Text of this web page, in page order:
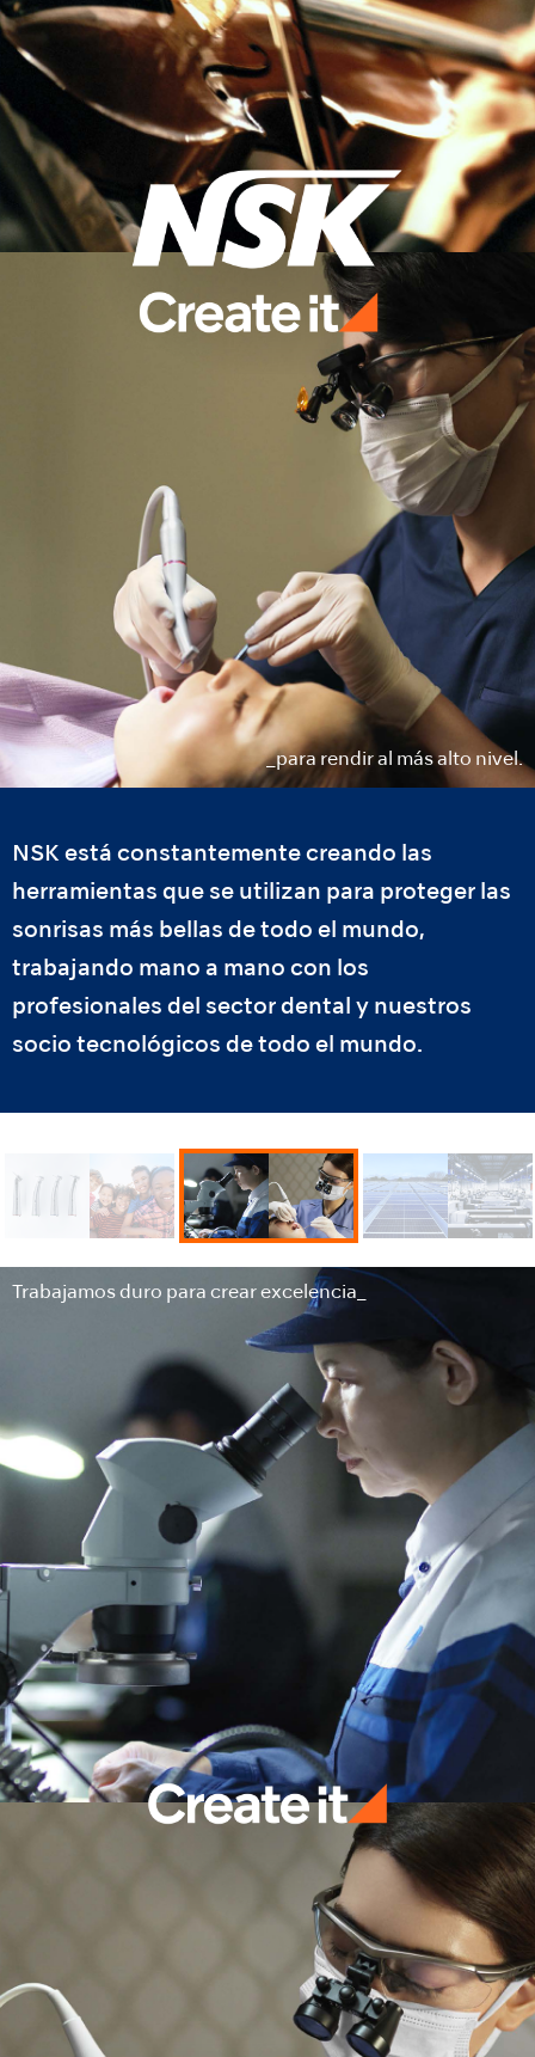
_para rendir al más alto nivel.
NSK está constantemente creando las
herramientas que se utilizan para proteger las
sonrisas más bellas de todo el mundo,
trabajando mano a mano con los
profesionales del sector dental y nuestros
socio tecnológicos de todo el mundo.
Trabajamos duro para crear excelencia_
Mirando al futuro de nuestro planeta_
Los innovadores equipos dentales crean_
Trabajamos duro para crear excelencia_
Mirando al futuro de nuestro planeta_
Los innovadores equipos dentales crean_